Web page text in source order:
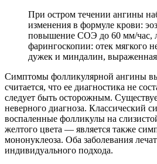
При остром течении ангины
изменения в формуле крови:
повышение СОЭ до 60 мм/час,
фарингоскопии: отек мягкого
дужек и миндалин,
Симптомы фолликулярной ангины
считается, что ее диагностика не
следует быть осторожным.
неверного диагноза. Классический
воспаленные фолликулы на
желтого цвета — является также
мононуклеоза. Оба заболевания
индивидуального подхода.